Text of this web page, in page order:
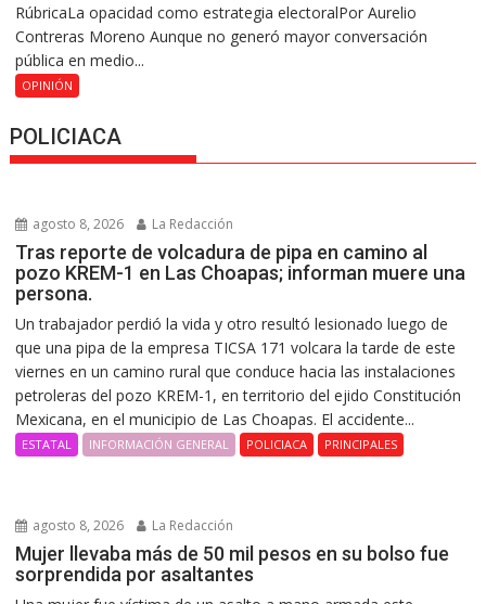
RúbricaLa opacidad como estrategia electoralPor Aurelio
Contreras Moreno Aunque no generó mayor conversación
pública en medio...
OPINIÓN
POLICIACA
agosto 8, 2026 La Redacción
Tras reporte de volcadura de pipa en camino al
pozo KREM-1 en Las Choapas; informan muere una
persona.
Un trabajador perdió la vida y otro resultó lesionado luego de
que una pipa de la empresa TICSA 171 volcara la tarde de este
viernes en un camino rural que conduce hacia las instalaciones
petroleras del pozo KREM-1, en territorio del ejido Constitución
Mexicana, en el municipio de Las Choapas. El accidente...
ESTATAL INFORMACIÓN GENERAL POLICIACA PRINCIPALES
agosto 8, 2026 La Redacción
Mujer llevaba más de 50 mil pesos en su bolso fue
sorprendida por asaltantes